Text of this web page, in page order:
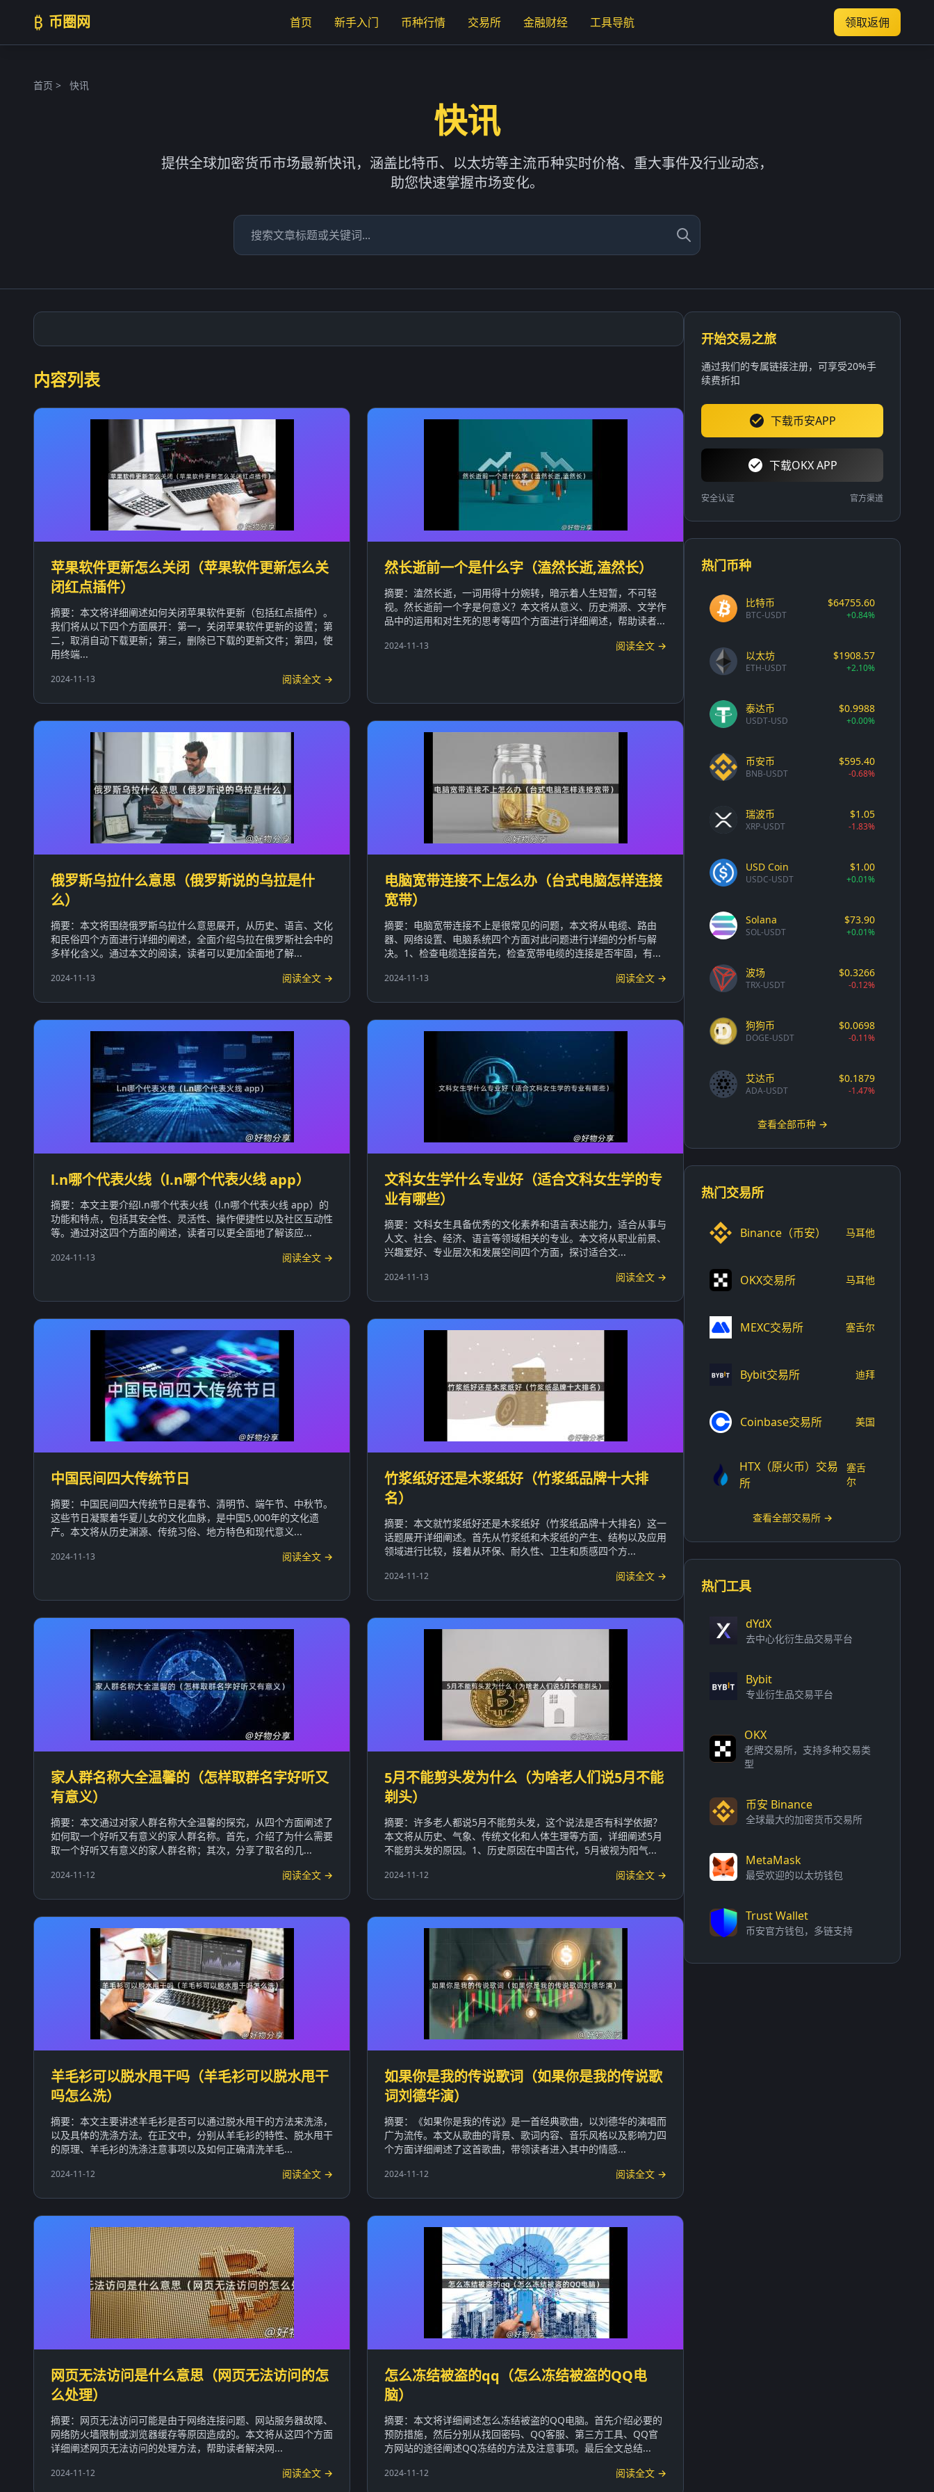
₿ 币圈网 首页 新手入门 币种行情 交易所 金融财经 工具导航 领取返佣
首页 > 快讯
快讯
提供全球加密货币市场最新快讯，涵盖比特币、以太坊等主流币种实时价格、重大事件及行业动态，
助您快速掌握市场变化。
内容列表
苹果软件更新怎么关闭（苹果软件更新怎么关
闭红点插件）
摘要：本文将详细阐述如何关闭苹果软件更新（包括红点插件）。
我们将从以下四个方面展开：第一，关闭苹果软件更新的设置；第
二，取消自动下载更新；第三，删除已下载的更新文件；第四，使
用终端...
2024-11-13 阅读全文 →
然长逝前一个是什么字（溘然长逝,溘然长）
摘要：溘然长逝，一词用得十分婉转，暗示着人生短暂，不可轻
视。然长逝前一个字是何意义？本文将从意义、历史溯源、文学作
品中的运用和对生死的思考等四个方面进行详细阐述，帮助读者...
2024-11-13 阅读全文 →
俄罗斯乌拉什么意思（俄罗斯说的乌拉是什
么）
摘要：本文将围绕俄罗斯乌拉什么意思展开，从历史、语言、文化
和民俗四个方面进行详细的阐述，全面介绍乌拉在俄罗斯社会中的
多样化含义。通过本文的阅读，读者可以更加全面地了解...
2024-11-13 阅读全文 →
电脑宽带连接不上怎么办（台式电脑怎样连接
宽带）
摘要：电脑宽带连接不上是很常见的问题，本文将从电缆、路由
器、网络设置、电脑系统四个方面对此问题进行详细的分析与解
决。1、检查电缆连接首先，检查宽带电缆的连接是否牢固，有...
2024-11-13 阅读全文 →
l.n哪个代表火线（l.n哪个代表火线 app）
摘要：本文主要介绍l.n哪个代表火线（l.n哪个代表火线 app）的
功能和特点，包括其安全性、灵活性、操作便捷性以及社区互动性
等。通过对这四个方面的阐述，读者可以更全面地了解该应...
2024-11-13 阅读全文 →
文科女生学什么专业好（适合文科女生学的专
业有哪些）
摘要：文科女生具备优秀的文化素养和语言表达能力，适合从事与
人文、社会、经济、语言等领域相关的专业。本文将从职业前景、
兴趣爱好、专业层次和发展空间四个方面，探讨适合文...
2024-11-13 阅读全文 →
中国民间四大传统节日
摘要：中国民间四大传统节日是春节、清明节、端午节、中秋节。
这些节日凝聚着华夏儿女的文化血脉，是中国5,000年的文化遗
产。本文将从历史渊源、传统习俗、地方特色和现代意义...
2024-11-13 阅读全文 →
竹浆纸好还是木浆纸好（竹浆纸品牌十大排
名）
摘要：本文就竹浆纸好还是木浆纸好（竹浆纸品牌十大排名）这一
话题展开详细阐述。首先从竹浆纸和木浆纸的产生、结构以及应用
领域进行比较，接着从环保、耐久性、卫生和质感四个方...
2024-11-12 阅读全文 →
家人群名称大全温馨的（怎样取群名字好听又
有意义）
摘要：本文通过对家人群名称大全温馨的探究，从四个方面阐述了
如何取一个好听又有意义的家人群名称。首先，介绍了为什么需要
取一个好听又有意义的家人群名称；其次，分享了取名的几...
2024-11-12 阅读全文 →
5月不能剪头发为什么（为啥老人们说5月不能
剃头）
摘要：许多老人都说5月不能剪头发，这个说法是否有科学依据？
本文将从历史、气象、传统文化和人体生理等方面，详细阐述5月
不能剪头发的原因。1、历史原因在中国古代，5月被视为阳气...
2024-11-12 阅读全文 →
羊毛衫可以脱水甩干吗（羊毛衫可以脱水甩干
吗怎么洗）
摘要：本文主要讲述羊毛衫是否可以通过脱水甩干的方法来洗涤，
以及具体的洗涤方法。在正文中，分别从羊毛衫的特性、脱水甩干
的原理、羊毛衫的洗涤注意事项以及如何正确清洗羊毛...
2024-11-12 阅读全文 →
如果你是我的传说歌词（如果你是我的传说歌
词刘德华演）
摘要：《如果你是我的传说》是一首经典歌曲，以刘德华的演唱而
广为流传。本文从歌曲的背景、歌词内容、音乐风格以及影响力四
个方面详细阐述了这首歌曲，带领读者进入其中的情感...
2024-11-12 阅读全文 →
网页无法访问是什么意思（网页无法访问的怎
么处理）
摘要：网页无法访问可能是由于网络连接问题、网站服务器故障、
网络防火墙限制或浏览器缓存等原因造成的。本文将从这四个方面
详细阐述网页无法访问的处理方法，帮助读者解决网...
2024-11-12 阅读全文 →
怎么冻结被盗的qq（怎么冻结被盗的QQ电
脑）
摘要：本文将详细阐述怎么冻结被盗的QQ电脑。首先介绍必要的
预防措施，然后分别从找回密码、QQ客服、第三方工具、QQ官
方网站的途径阐述QQ冻结的方法及注意事项。最后全文总结...
2024-11-12 阅读全文 →
开始交易之旅
通过我们的专属链接注册，可享受20%手
续费折扣
下载币安APP
下载OKX APP
安全认证 官方渠道
热门币种
比特币
BTC-USDT
$64755.60
+0.84%
以太坊
ETH-USDT
$1908.57
+2.10%
泰达币
USDT-USD
$0.9988
+0.00%
币安币
BNB-USDT
$595.40
-0.68%
瑞波币
XRP-USDT
$1.05
-1.83%
USD Coin
USDC-USDT
$1.00
+0.01%
Solana
SOL-USDT
$73.90
+0.01%
波场
TRX-USDT
$0.3266
-0.12%
狗狗币
DOGE-USDT
$0.0698
-0.11%
艾达币
ADA-USDT
$0.1879
-1.47%
查看全部币种 →
热门交易所
Binance（币安） 马耳他
OKX交易所 马耳他
MEXC交易所 塞舌尔
Bybit交易所 迪拜
Coinbase交易所 美国
HTX（原火币）交易
所
塞舌
尔
查看全部交易所 →
热门工具
dYdX
去中心化衍生品交易平台
Bybit
专业衍生品交易平台
OKX
老牌交易所，支持多种交易类
型
币安 Binance
全球最大的加密货币交易所
MetaMask
最受欢迎的以太坊钱包
Trust Wallet
币安官方钱包，多链支持